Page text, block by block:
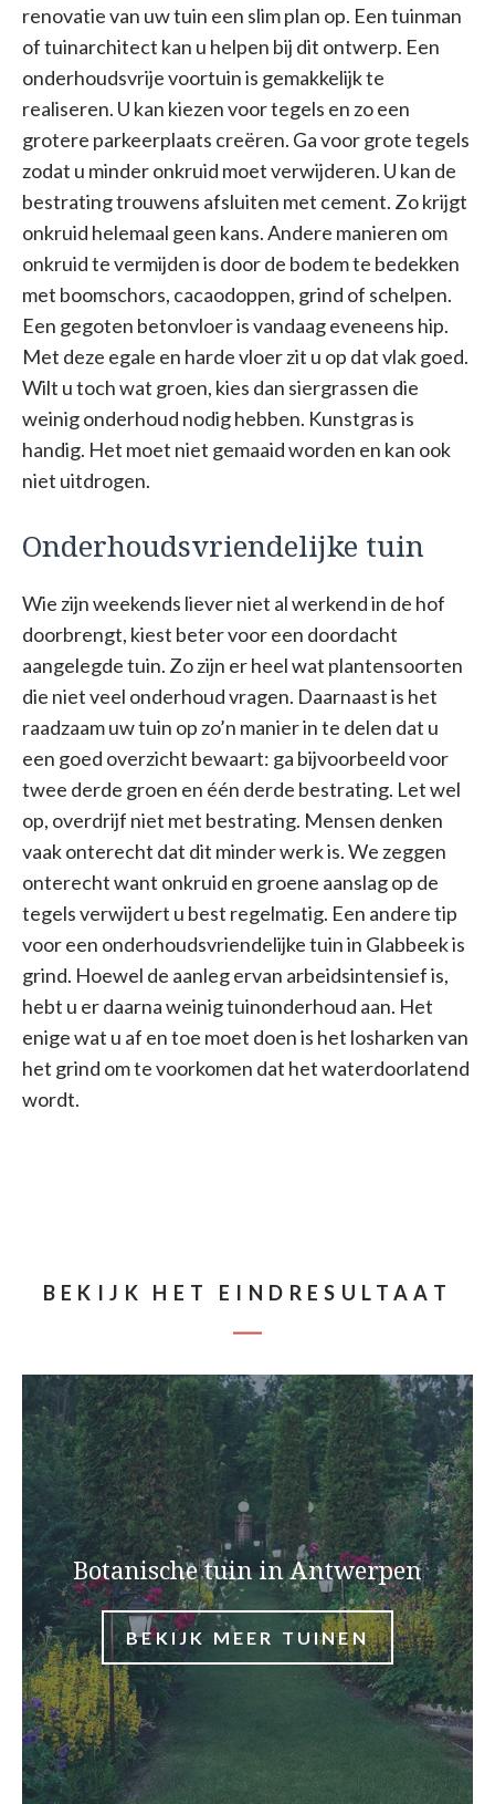
renovatie van uw tuin een slim plan op. Een tuinman
of tuinarchitect kan u helpen bij dit ontwerp. Een
onderhoudsvrije voortuin is gemakkelijk te
realiseren. U kan kiezen voor tegels en zo een
grotere parkeerplaats creëren. Ga voor grote tegels
zodat u minder onkruid moet verwijderen. U kan de
bestrating trouwens afsluiten met cement. Zo krijgt
onkruid helemaal geen kans. Andere manieren om
onkruid te vermijden is door de bodem te bedekken
met boomschors, cacaodoppen, grind of schelpen.
Een gegoten betonvloer is vandaag eveneens hip.
Met deze egale en harde vloer zit u op dat vlak goed.
Wilt u toch wat groen, kies dan siergrassen die
weinig onderhoud nodig hebben. Kunstgras is
handig. Het moet niet gemaaid worden en kan ook
niet uitdrogen.
Onderhoudsvriendelijke tuin
Wie zijn weekends liever niet al werkend in de hof
doorbrengt, kiest beter voor een doordacht
aangelegde tuin. Zo zijn er heel wat plantensoorten
die niet veel onderhoud vragen. Daarnaast is het
raadzaam uw tuin op zo’n manier in te delen dat u
een goed overzicht bewaart: ga bijvoorbeeld voor
twee derde groen en één derde bestrating. Let wel
op, overdrijf niet met bestrating. Mensen denken
vaak onterecht dat dit minder werk is. We zeggen
onterecht want onkruid en groene aanslag op de
tegels verwijdert u best regelmatig. Een andere tip
voor een onderhoudsvriendelijke tuin in Glabbeek is
grind. Hoewel de aanleg ervan arbeidsintensief is,
hebt u er daarna weinig tuinonderhoud aan. Het
enige wat u af en toe moet doen is het losharken van
het grind om te voorkomen dat het waterdoorlatend
wordt.
BEKIJK HET EINDRESULTAAT
Botanische tuin in Antwerpen
BEKIJK MEER TUINEN